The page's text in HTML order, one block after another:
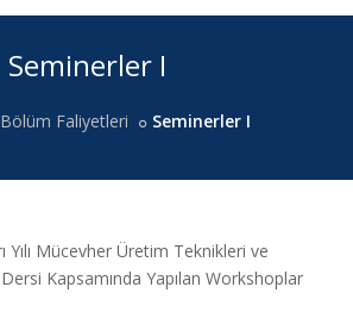
Seminerler I
Bölüm Faliyetleri Seminerler I
Yılı Mücevher Üretim Teknikleri ve
Kapsamında Yapılan Workshoplar